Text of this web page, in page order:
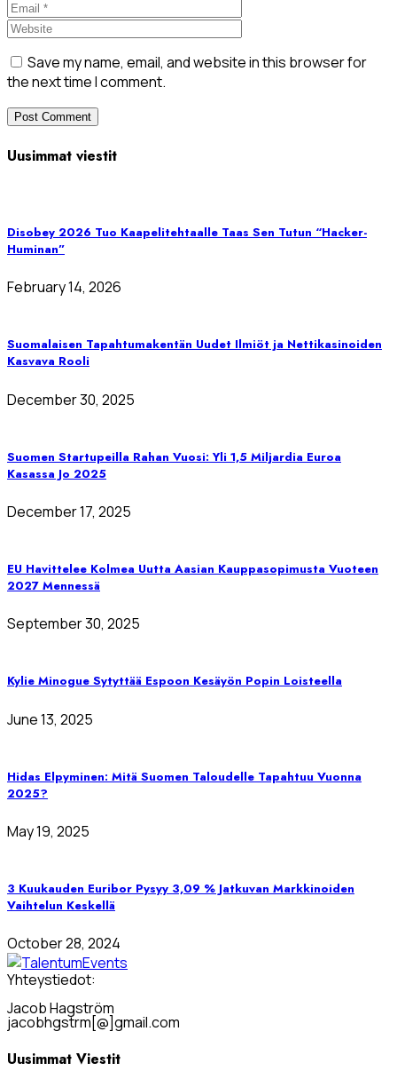
Save my name, email, and website in this browser for
the next time I comment.
Uusimmat viestit
Disobey 2026 Tuo Kaapelitehtaalle Taas Sen Tutun “Hacker-
Huminan”
February 14, 2026
Suomalaisen Tapahtumakentän Uudet Ilmiöt ja Nettikasinoiden
Kasvava Rooli
December 30, 2025
Suomen Startupeilla Rahan Vuosi: Yli 1,5 Miljardia Euroa
Kasassa Jo 2025
December 17, 2025
EU Havittelee Kolmea Uutta Aasian Kauppasopimusta Vuoteen
2027 Mennessä
September 30, 2025
Kylie Minogue Sytyttää Espoon Kesäyön Popin Loisteella
June 13, 2025
Hidas Elpyminen: Mitä Suomen Taloudelle Tapahtuu Vuonna
2025?
May 19, 2025
3 Kuukauden Euribor Pysyy 3,09 % Jatkuvan Markkinoiden
Vaihtelun Keskellä
October 28, 2024
Yhteystiedot:
Jacob Hagström
jacobhgstrm[@]gmail.com
Uusimmat Viestit